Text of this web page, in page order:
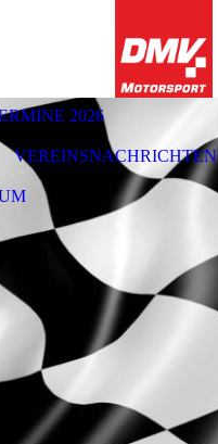
2026
VEREINSNACHRICHTEN